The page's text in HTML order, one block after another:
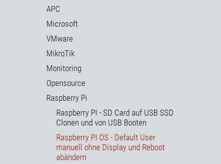
APC
Microsoft
VMware
MikroTik
Monitoring
Opensource
Raspberry Pi
Raspberry PI - SD Card auf USB SSD
Clonen und von USB Booten
Raspberry PI OS - Default User
manuell ohne Display und Reboot
abändern